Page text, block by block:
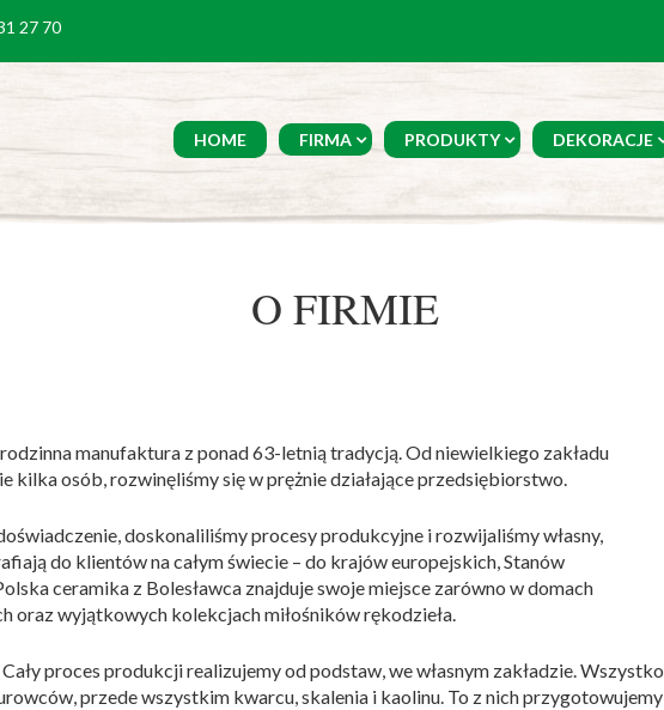
27 70
HOME FIRMA PRODUKTY DEKORACJE
O FIRMIE
manufaktura z ponad 63-letnią tradycją. Od niewielkiego zakładu
kilka osób, rozwinęliśmy się w prężnie działające przedsiębiorstwo.
doskonaliliśmy procesy produkcyjne i rozwijaliśmy własny,
do klientów na całym świecie – do krajów europejskich, Stanów
ceramika z Bolesławca znajduje swoje miejsce zarówno w domach
oraz wyjątkowych kolekcjach miłośników rękodzieła.
proces produkcji realizujemy od podstaw, we własnym zakładzie. Wszystko
przede wszystkim kwarcu, skalenia i kaolinu. To z nich przygotowujemy